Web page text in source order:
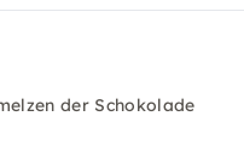
der Schokolade